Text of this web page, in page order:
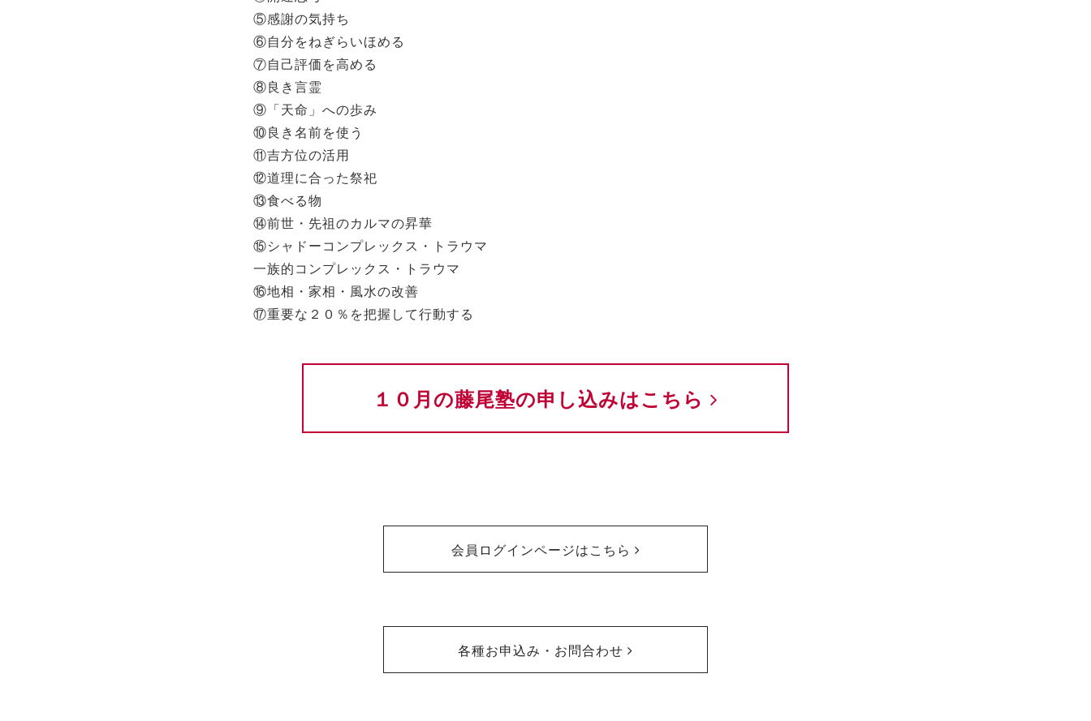
⑤感謝の気持ち
⑥自分をねぎらいほめる
⑦自己評価を高める
⑧良き言霊
⑨「天命」への歩み
⑩良き名前を使う
⑪吉方位の活用
⑫道理に合った祭祀
⑬食べる物
⑭前世・先祖のカルマの昇華
⑮シャドーコンプレックス・トラウマ
一族的コンプレックス・トラウマ
⑯地相・家相・風水の改善
⑰重要な２０％を把握して行動する
１０月の藤尾塾の申し込みはこちら
会員ログインページはこちら
各種お申込み・お問合わせ